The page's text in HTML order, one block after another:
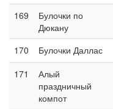
169
Булочки по
Дюкану
170 Булочки Даллас
171
Алый
праздничный
компот